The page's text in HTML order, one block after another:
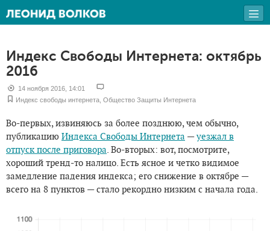
Индекс Свободы Интернета: октябрь
2016
14 ноября 2016, 14:01
Индекс свободы интернета Общество Защиты Интернета
Во-первых, извиняюсь за более позднюю, чем обычно,
публикацию Индекса Свободы Интернета —уезжал в
отпуск после приговора. Во-вторых: вот, посмотрите,
хороший тренд-то налицо. Есть ясное и четко видимое
замедление падения индекса; его снижение в октябре —
всего на 8 пунктов — стало рекордно низким с начала года.